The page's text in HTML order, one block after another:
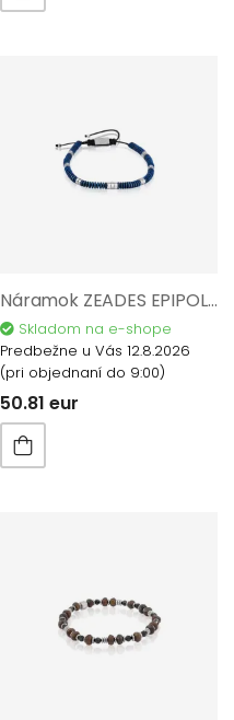
Náramok ZEADES EPIPOLI ZMB02957
Skladom na e-shope
Predbežne u Vás 12.8.2026
(pri objednaní do 9:00)
50.81 eur